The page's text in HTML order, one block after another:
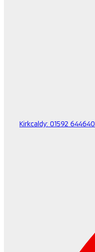
Kirkcaldy: 01592 644640